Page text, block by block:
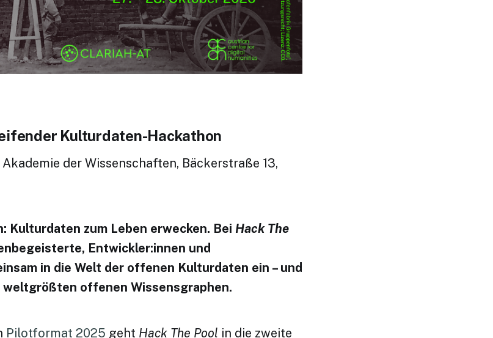
Kulturdaten-Hackathon
der Wissenschaften, Bäckerstraße 13,
Kulturdaten zum Leben erwecken. Bei Hack The
Entwickler:innen und
in die Welt der offenen Kulturdaten ein – und
offenen Wissensgraphen.
Pilotformat 2025 geht Hack The Pool in die zweite